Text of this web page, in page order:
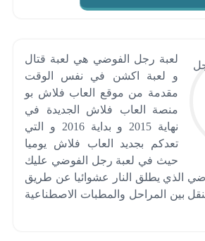
لعبة رجل الفوضي هي لعبة قتال
و لعبة اكشن في نفس الوقت
مقدمة من موقع العاب فلاش بو
منصة العاب فلاش الجديدة في
نهاية 2015 و بداية 2016 و التي
تعدكم بجديد العاب فلاش يوميا
حيث في لعبة رجل الفوضي عليك
الذي يطلق النار عشوائيا عن طريق
بين المراحل والمطبات الاصطناعية